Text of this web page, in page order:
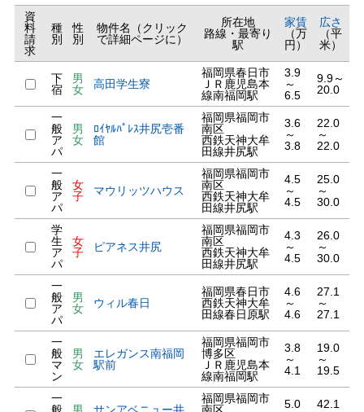
資
料
請
求
種
別
性
別
物件名（クリック
で詳細ページに）
所在地
路線・最寄り
駅
家賃
（万
円）
広さ
（平
米）
下
宿
男
女
高田学生寮
福岡県春日市
ＪＲ鹿児島本
線南福岡駅
3.9
～
6.5
9.9～
20.0
一
般
ア
パ
男
女
ﾛｲﾔﾙﾊﾟﾚｽ井尻壱番
館
福岡県福岡市
南区
西鉄天神大牟
田線井尻駅
3.6
～
3.8
22.0
～
22.0
一
般
ア
パ
女
子
マウリッツハウス
福岡県福岡市
南区
西鉄天神大牟
田線井尻駅
4.5
～
4.5
25.0
～
30.0
学
生
ア
パ
女
子
ピアネス井尻
福岡県福岡市
南区
西鉄天神大牟
田線井尻駅
4.3
～
4.5
26.0
～
30.0
一
般
ア
パ
男
女
ウィル春日
福岡県春日市
西鉄天神大牟
田線春日原駅
4.6
～
4.6
27.1
～
27.1
一
般
マ
ン
男
女
エレガンス南福岡
駅前
福岡県福岡市
博多区
ＪＲ鹿児島本
線南福岡駅
3.8
～
4.1
19.0
～
19.5
一
福岡県福岡市
5.0
42.1